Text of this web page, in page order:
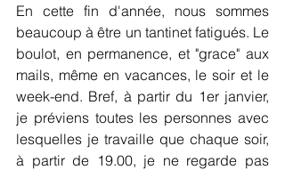
En cette fin d'année, nous sommes
beaucoup à être un tantinet fatigués. Le
boulot, en permanence, et "grace" aux
mails, même en vacances, le soir et le
week-end. Bref, à partir du 1er janvier,
je préviens toutes les personnes avec
lesquelles je travaille que chaque soir,
à partir de 19.00, je ne regarde pas